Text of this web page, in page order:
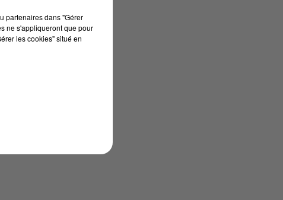
partenaires dans "Gérer
ne s'appliqueront que pour
les cookies" situé en